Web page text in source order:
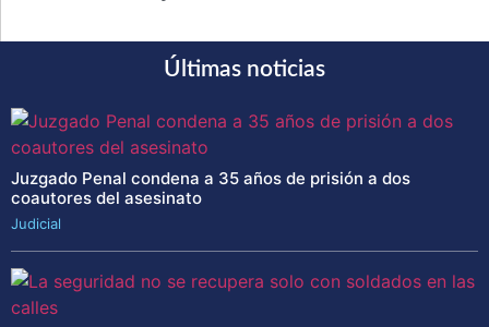
Últimas noticias
Juzgado Penal condena a 35 años de prisión a dos
coautores del asesinato
Judicial